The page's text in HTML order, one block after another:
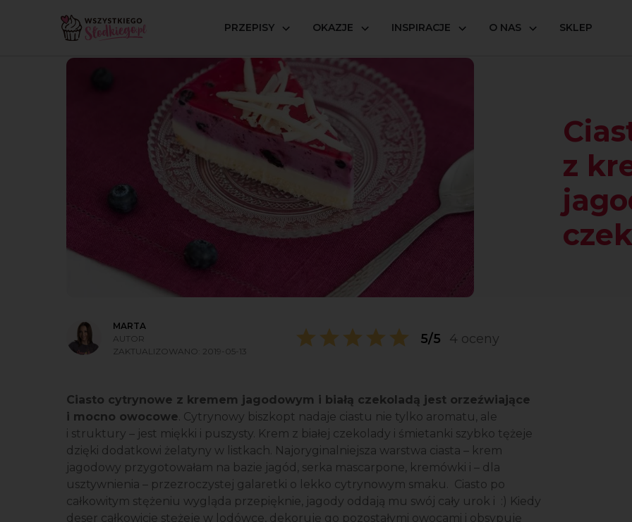
PRZEPISY OKAZJE INSPIRACJE O NAS SKLEP
Strona główna Przepisy Biszkopty i rolady Ciasto cytrynowe z kremem jagodowym i białą czekoladą
z
MARTA
AUTOR
ZAKTUALIZOWANO: 2019-05-13
5/5 4 oceny
Ciasto cytrynowe z kremem jagodowym i białą czekoladą jest orzeźwiające
i mocno owocowe. Cytrynowy biszkopt nadaje ciastu nie tylko aromatu, ale
i struktury – jest miękki i puszysty. Krem z białej czekolady i śmietanki szybko tężeje
dzięki dodatkowi żelatyny w listkach. Najoryginalniejsza warstwa ciasta – krem
jagodowy przygotowałam na bazie jagód, serka mascarpone, kremówki i – dla
usztywnienia – przezroczystej galaretki o lekko cytrynowym smaku. Ciasto po
całkowitym stężeniu wygląda przepięknie, jagody oddają mu swój cały urok i :) Kiedy
deser całkowicie stężeje w lodówce, dekoruję go pozostałymi owocami i obsypuję